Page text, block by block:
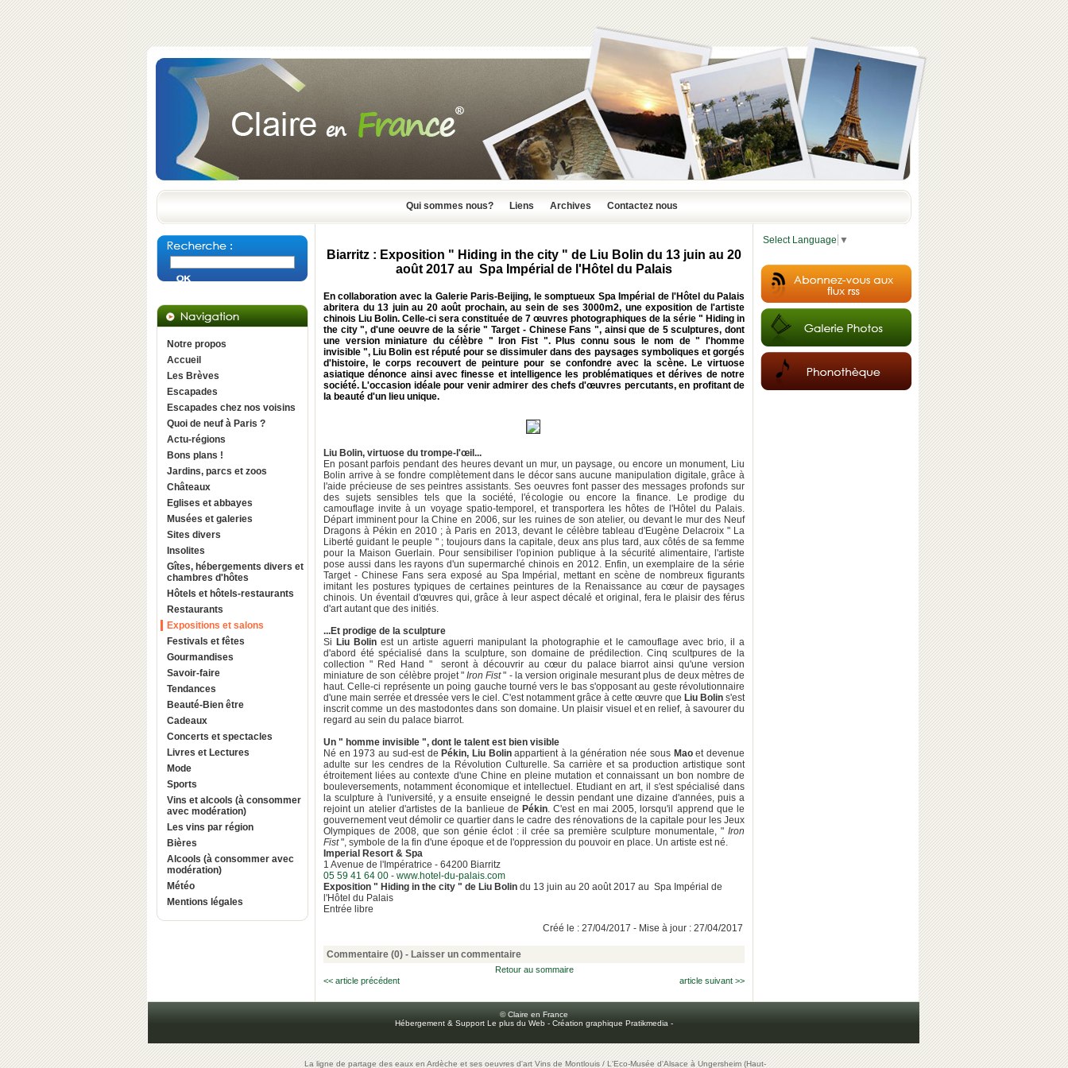
Qui sommes nous? Liens Archives Contactez nous
Notre propos
Accueil
Les Brèves
Escapades
Escapades chez nos voisins
Quoi de neuf à Paris ?
Actu-régions
Bons plans !
Jardins, parcs et zoos
Châteaux
Eglises et abbayes
Musées et galeries
Sites divers
Insolites
Gîtes, hébergements divers et
chambres d'hôtes
Hôtels et hôtels-restaurants
Restaurants
Expositions et salons
Festivals et fêtes
Gourmandises
Savoir-faire
Tendances
Beauté-Bien être
Cadeaux
Concerts et spectacles
Livres et Lectures
Mode
Sports
Vins et alcools (à consommer
avec modération)
Les vins par région
Bières
Alcools (à consommer avec
modération)
Météo
Mentions légales
Biarritz : Exposition " Hiding in the city " de Liu Bolin du 13 juin au 20
août 2017 au Spa Impérial de l'Hôtel du Palais
En collaboration avec la Galerie Paris-Beijing, le somptueux Spa Impérial de l'Hôtel du Palais
abritera du 13 juin au 20 août prochain, au sein de ses 3000m2, une exposition de l'artiste
chinois Liu Bolin. Celle-ci sera constituée de 7 œuvres photographiques de la série " Hiding in
the city ", d'une oeuvre de la série " Target - Chinese Fans ", ainsi que de 5 sculptures, dont
une version miniature du célèbre " Iron Fist ". Plus connu sous le nom de " l'homme
invisible ", Liu Bolin est réputé pour se dissimuler dans des paysages symboliques et gorgés
d'histoire, le corps recouvert de peinture pour se confondre avec la scène. Le virtuose
asiatique dénonce ainsi avec finesse et intelligence les problématiques et dérives de notre
société. L'occasion idéale pour venir admirer des chefs d'œuvres percutants, en profitant de
la beauté d'un lieu unique.
Liu Bolin, virtuose du trompe-l'œil...
En posant parfois pendant des heures devant un mur, un paysage, ou encore un monument, Liu
Bolin arrive à se fondre complètement dans le décor sans aucune manipulation digitale, grâce à
l'aide précieuse de ses peintres assistants. Ses oeuvres font passer des messages profonds sur
des sujets sensibles tels que la société, l'écologie ou encore la finance. Le prodige du
camouflage invite à un voyage spatio-temporel, et transportera les hôtes de l'Hôtel du Palais.
Départ imminent pour la Chine en 2006, sur les ruines de son atelier, ou devant le mur des Neuf
Dragons à Pékin en 2010 ; à Paris en 2013, devant le célèbre tableau d'Eugène Delacroix " La
Liberté guidant le peuple " ; toujours dans la capitale, deux ans plus tard, aux côtés de sa femme
pour la Maison Guerlain. Pour sensibiliser l'opinion publique à la sécurité alimentaire, l'artiste
pose aussi dans les rayons d'un supermarché chinois en 2012. Enfin, un exemplaire de la série
Target - Chinese Fans sera exposé au Spa Impérial, mettant en scène de nombreux figurants
imitant les postures typiques de certaines peintures de la Renaissance au cœur de paysages
chinois. Un éventail d'œuvres qui, grâce à leur aspect décalé et original, fera le plaisir des férus
d'art autant que des initiés.
...Et prodige de la sculpture
Si Liu Bolin est un artiste aguerri manipulant la photographie et le camouflage avec brio, il a
d'abord été spécialisé dans la sculpture, son domaine de prédilection. Cinq scultpures de la
collection " Red Hand " seront à découvrir au cœur du palace biarrot ainsi qu'une version
miniature de son célèbre projet " Iron Fist" - la version originale mesurant plus de deux mètres de
haut. Celle-ci représente un poing gauche tourné vers le bas s'opposant au geste révolutionnaire
d'une main serrée et dressée vers le ciel. C'est notamment grâce à cette œuvre que Liu Bolin s'est
inscrit comme un des mastodontes dans son domaine. Un plaisir visuel et en relief, à savourer du
regard au sein du palace biarrot.
Un " homme invisible ", dont le talent est bien visible
Né en 1973 au sud-est de Pékin, Liu Bolinappartient à la génération née sous Maoet devenue
adulte sur les cendres de la Révolution Culturelle. Sa carrière et sa production artistique sont
étroitement liées au contexte d'une Chine en pleine mutation et connaissant un bon nombre de
bouleversements, notamment économique et intellectuel. Etudiant en art, il s'est spécialisé dans
la sculpture à l'université, y a ensuite enseigné le dessin pendant une dizaine d'années, puis a
rejoint un atelier d'artistes de la banlieue de Pékin. C'est en mai 2005, lorsqu'il apprend que le
gouvernement veut démolir ce quartier dans le cadre des rénovations de la capitale pour les Jeux
Olympiques de 2008, que son génie éclot : il crée sa première sculpture monumentale, " Iron
Fist", symbole de la fin d'une époque et de l'oppression du pouvoir en place. Un artiste est né.
Imperial Resort & Spa
1 Avenue de l'Impératrice - 64200 Biarritz
05 59 41 64 00 - www.hotel-du-palais.com
Exposition " Hiding in the city " de Liu Bolin du 13 juin au 20 août 2017 au Spa Impérial de
l'Hôtel du Palais
Entrée libre
Créé le : 27/04/2017 - Mise à jour : 27/04/2017
Commentaire (0) - Laisser un commentaire
Retour au sommaire
article suivant >>
<< article précédent
Select Language ▼
© Claire en France
Hébergement & Support Le plus du Web - Création graphique Pratikmedia -
La ligne de partage des eaux en Ardèche et ses oeuvres d'art Vins de Montlouis/L'Eco-Musée d'Alsace à Ungersheim (Haut-